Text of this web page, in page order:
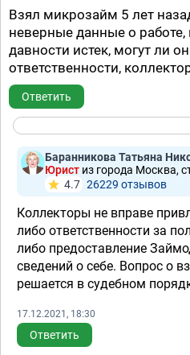
Взял микрозайм 5 лет
неверные данные о
давности истек, могут ли
ответственности,
Ответить
Баранникова Татьяна
Юрист из города Москва,
4.7 26229 отзывов
Коллекторы не вправе
либо ответственности за
либо предоставление
сведений о себе. Вопрос о
решается в судебном
17.12.2021, 18:30
Ответить